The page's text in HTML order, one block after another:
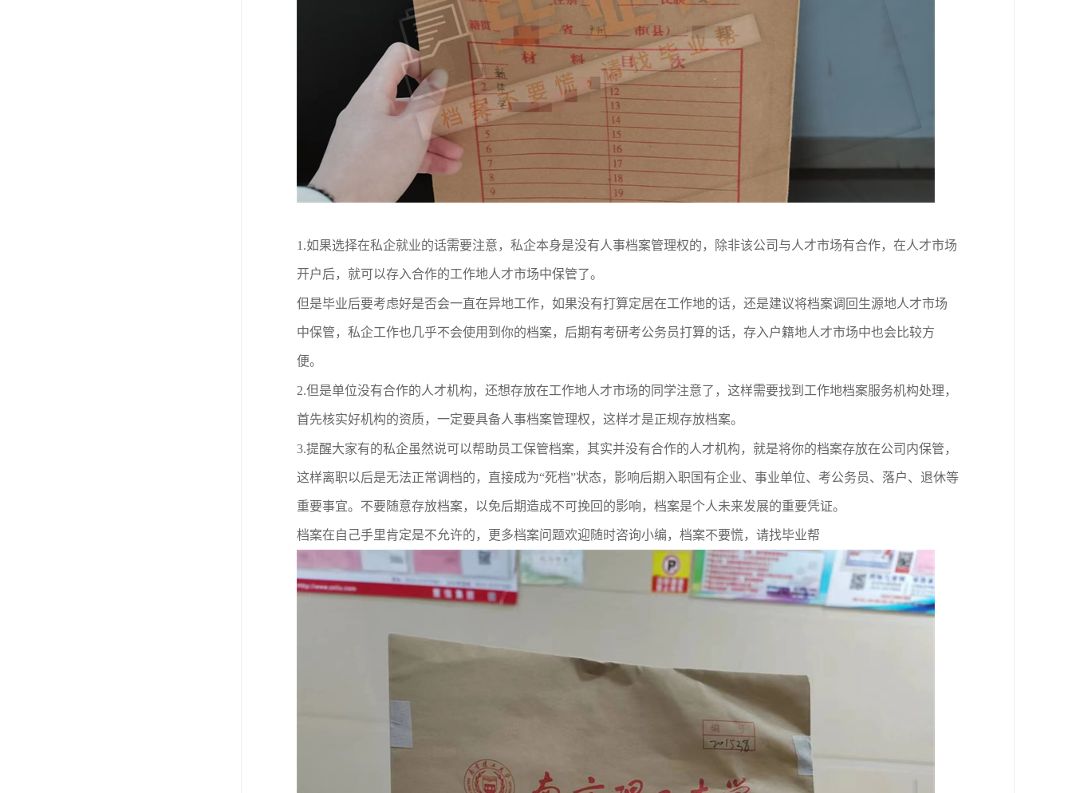
1.如果选择在私企就业的话需要注意，私企本身是没有人事档案管理权的，除非该公司与人才市场有合作，在人才市场
开户后，就可以存入合作的工作地人才市场中保管了。
但是毕业后要考虑好是否会一直在异地工作，如果没有打算定居在工作地的话，还是建议将档案调回生源地人才市场
中保管，私企工作也几乎不会使用到你的档案，后期有考研考公务员打算的话，存入户籍地人才市场中也会比较方
便。
2.但是单位没有合作的人才机构，还想存放在工作地人才市场的同学注意了，这样需要找到工作地档案服务机构处理 ，
首先核实好机构的资质，一定要具备人事档案管理权，这样才是正规存放档案。
3.提醒大家有的私企虽然说可以帮助员工保管档案，其实并没有合作的人才机构，就是将你的档案存放在公司内保管，
这样离职以后是无法正常调档的，直接成为“死档”状态，影响后期入职 国有企业、事业单位、考公务员、落户、退休等
重要事宜。不要随意存放档案，以免后期造成不可挽回的影响，档案是个人未来发展的重要凭证。
档案在自己手里肯定是不允许的，更多档案问题欢迎随时咨询小编，档案不要慌，请找毕业帮